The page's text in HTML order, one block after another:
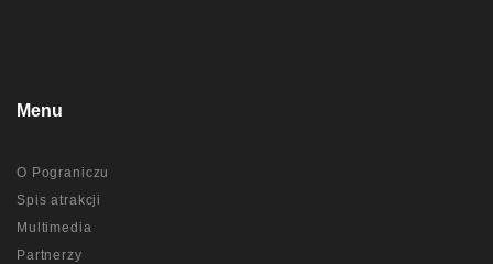
Menu
O Pograniczu
Spis atrakcji
Multimedia
Partnerzy